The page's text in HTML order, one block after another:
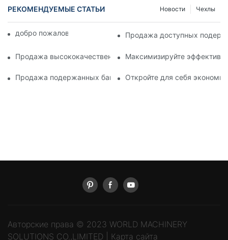
РЕКОМЕНДУЕМЫЕ СТАТЬИ Чехлы
Новости
добро пожаловать в мир машинПродажа доступных
Продажа высококачественных мостовых кранов б/у:
Максимизируйте
Продажа подержанных башенных кранов по доступной
Откройте для себя
Авторские права © 2023 WORLD MACHINERY
SOLUTIONS CO.,LIMITED | Карта сайта